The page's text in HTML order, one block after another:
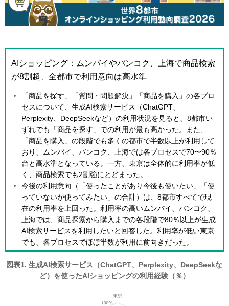
AIショッピング：ムンバイやバンコク、上海で商品検索
が8割超、全都市で利用意向は高水準
「商品を探す」「質問・問題解決」「商品を購入」の各プロ
セスについて、生成AI検索サービス（ChatGPT、
Perplexity、DeepSeekなど）の利用状況を見ると、8都市い
ずれでも「商品を探す」での利用が最も高かった。また、
「商品を購入」の段階でも多くの都市で半数以上が利用して
おり、ムンバイ、バンコク、上海では各プロセスで70〜90％
台と高水準となっている。一方、東京は全体的に利用率が低
く、商品検索でも2割強にとどまった。
今後の利用意向（「使ったことがあり今後も使いたい」「使
っていないが使ってみたい」の合計）は、8都市すべてで現
在の利用率を上回った。利用率の高いムンバイ、バンコク、
上海では、商品探索から購入までの各段階で80％以上が生成
AI検索サービスを利用したいと回答した。利用率が低い東京
でも、各プロセスでほぼ半数が利用に前向きだった。
図表1. 生成AI検索サービス（ChatGPT、Perplexity、DeepSeekな
ど）を使ったAIショッピングの利用経験（％）